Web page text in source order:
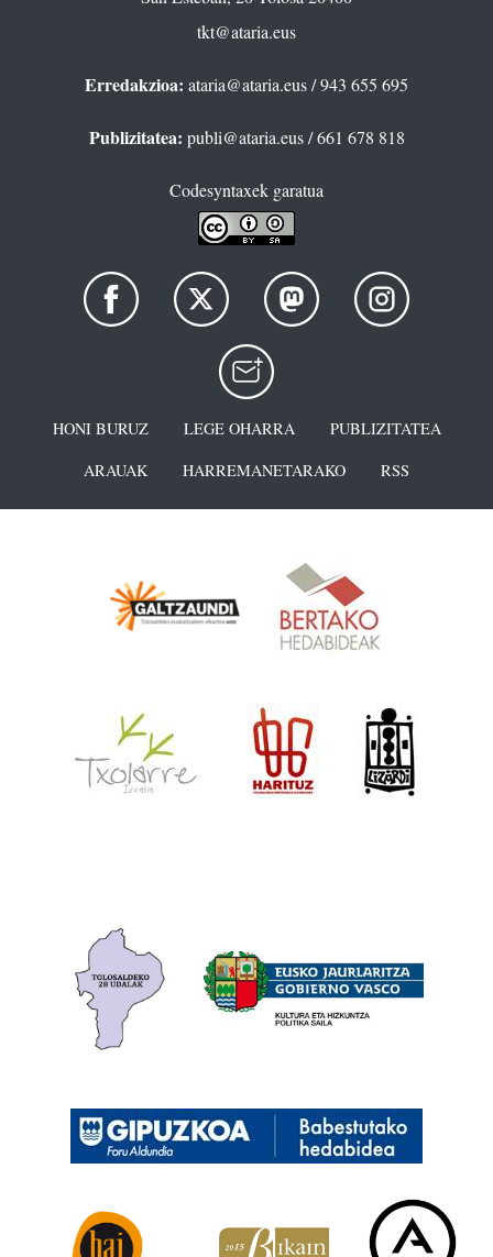
tkt@ataria.eus
Erredakzioa: ataria@ataria.eus/ 943 655 695
Publizitatea: publi@ataria.eus/ 661 678 818
Codesyntaxek garatua
HONI BURUZ LEGE OHARRA
PUBLIZITATEA
ARAUAK
HARREMANETARAKO RSS